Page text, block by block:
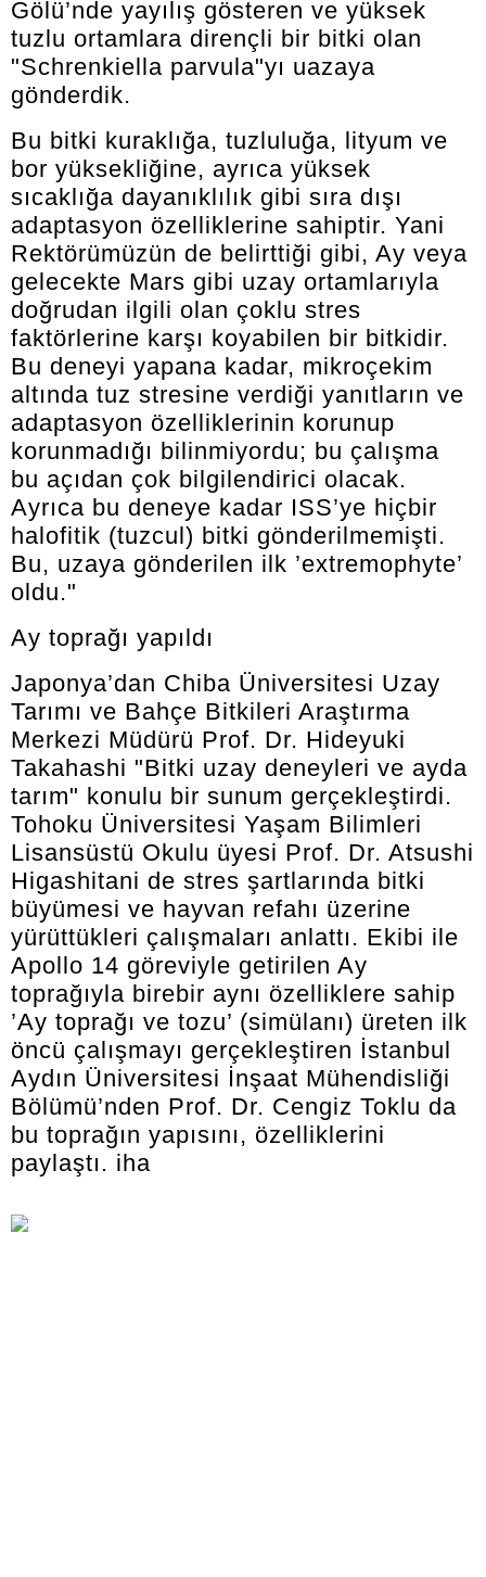
Gölü’nde yayılış gösteren ve yüksek
tuzlu ortamlara dirençli bir bitki olan
"Schrenkiella parvula"yı uazaya
gönderdik.
Bu bitki kuraklığa, tuzluluğa, lityum ve
bor yüksekliğine, ayrıca yüksek
sıcaklığa dayanıklılık gibi sıra dışı
adaptasyon özelliklerine sahiptir. Yani
Rektörümüzün de belirttiği gibi, Ay veya
gelecekte Mars gibi uzay ortamlarıyla
doğrudan ilgili olan çoklu stres
faktörlerine karşı koyabilen bir bitkidir.
Bu deneyi yapana kadar, mikroçekim
altında tuz stresine verdiği yanıtların ve
adaptasyon özelliklerinin korunup
korunmadığı bilinmiyordu; bu çalışma
bu açıdan çok bilgilendirici olacak.
Ayrıca bu deneye kadar ISS’ye hiçbir
halofitik (tuzcul) bitki gönderilmemişti.
Bu, uzaya gönderilen ilk ’extremophyte’
oldu."
Ay toprağı yapıldı
Japonya’dan Chiba Üniversitesi Uzay
Tarımı ve Bahçe Bitkileri Araştırma
Merkezi Müdürü Prof. Dr. Hideyuki
Takahashi "Bitki uzay deneyleri ve ayda
tarım" konulu bir sunum gerçekleştirdi.
Tohoku Üniversitesi Yaşam Bilimleri
Lisansüstü Okulu üyesi Prof. Dr. Atsushi
Higashitani de stres şartlarında bitki
büyümesi ve hayvan refahı üzerine
yürüttükleri çalışmaları anlattı. Ekibi ile
Apollo 14 göreviyle getirilen Ay
toprağıyla birebir aynı özelliklere sahip
’Ay toprağı ve tozu’ (simülanı) üreten ilk
öncü çalışmayı gerçekleştiren İstanbul
Aydın Üniversitesi İnşaat Mühendisliği
Bölümü’nden Prof. Dr. Cengiz Toklu da
bu toprağın yapısını, özelliklerini
paylaştı. iha